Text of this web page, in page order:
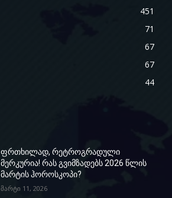
451
71
67
67
44
ფრთხილად, რეტროგრადული
მერკურია! რას გვიმზადებს 2026 წლის
მარტის ჰოროსკოპი?
მარტი 11, 2026